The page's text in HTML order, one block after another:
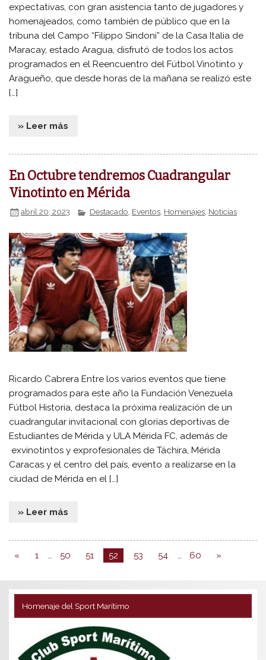
expectativas, con gran asistencia tanto de jugadores y
homenajeados, como también de público que en la
tribuna del Campo “Filippo Sindoni” de la Casa Italia de
Maracay, estado Aragua, disfrutó de todos los actos
programados en el Reencuentro del Fútbol Vinotinto y
Aragueño, que desde horas de la mañana se realizó este
[…]
» Leer más
En Octubre tendremos Cuadrangular
Vinotinto en Mérida
abril 20, 2023 Destacado, Eventos, Homenajes, Noticias
Ricardo Cabrera Entre los varios eventos que tiene
programados para este año la Fundación Venezuela
Fútbol Historia, destaca la próxima realización de un
cuadrangular invitacional con glorias deportivas de
Estudiantes de Mérida y ULA Mérida FC, además de
exvinotintos y exprofesionales de Táchira, Mérida
Caracas y el centro del país, evento a realizarse en la
ciudad de Mérida en el […]
» Leer más
« 1 … 50 51 52 53 54 … 60 »
Homenaje del Sport Marítimo